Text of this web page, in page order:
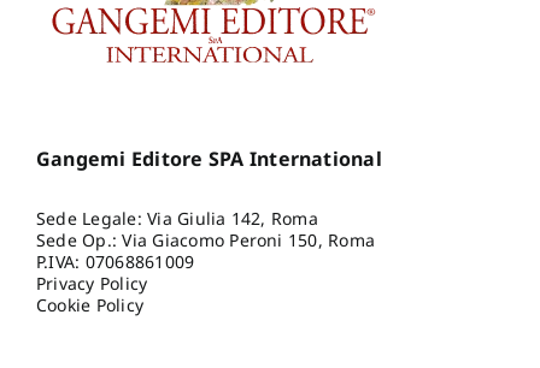
Gangemi Editore SPA International
Sede Legale: Via Giulia 142, Roma
Sede Op.: Via Giacomo Peroni 150, Roma
P.IVA: 07068861009
Privacy Policy
Cookie Policy